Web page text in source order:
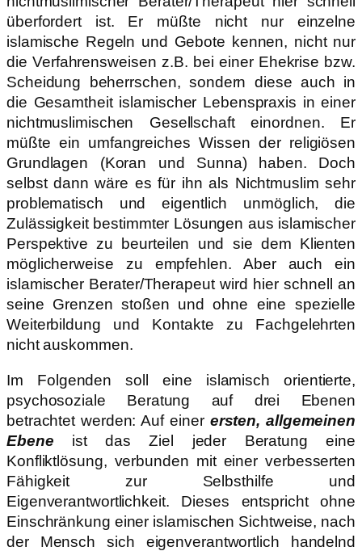
überfordert ist. Er müßte nicht nur einzelne
islamische Regeln und Gebote kennen, nicht nur
die Verfahrensweisen z.B. bei einer Ehekrise bzw.
Scheidung beherrschen, sondern diese auch in
die Gesamtheit islamischer Lebenspraxis in einer
nichtmuslimischen Gesellschaft einordnen. Er
müßte ein umfangreiches Wissen der religiösen
Grundlagen (Koran und Sunna) haben. Doch
selbst dann wäre es für ihn als Nichtmuslim sehr
problematisch und eigentlich unmöglich, die
Zulässigkeit bestimmter Lösungen aus islamischer
Perspektive zu beurteilen und sie dem Klienten
möglicherweise zu empfehlen. Aber auch ein
islamischer Berater/Therapeut wird hier schnell an
seine Grenzen stoßen und ohne eine spezielle
Weiterbildung und Kontakte zu Fachgelehrten
nicht auskommen.
Im Folgenden soll eine islamisch orientierte,
psychosoziale Beratung auf drei Ebenen
betrachtet werden: Auf einer ersten, allgemeinen
Ebene ist das Ziel jeder Beratung eine
Konfliktlösung, verbunden mit einer verbesserten
Fähigkeit zur Selbsthilfe und
Eigenverantwortlichkeit. Dieses entspricht ohne
Einschränkung einer islamischen Sichtweise, nach
der Mensch sich eigenverantwortlich handelnd